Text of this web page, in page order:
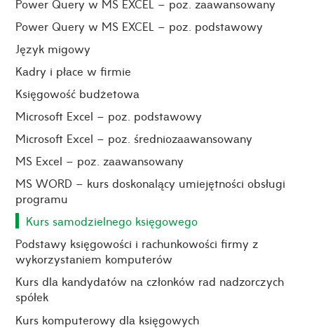
Power Query w MS EXCEL – poz. podstawowy
Język migowy
Kadry i płace w firmie
Księgowość budżetowa
Microsoft Excel – poz. podstawowy
Microsoft Excel – poz. średniozaawansowany
MS Excel – poz. zaawansowany
MS WORD – kurs doskonalący umiejętności obsługi
programu
Kurs samodzielnego księgowego
Podstawy księgowości i rachunkowości firmy z
wykorzystaniem komputerów
Kurs dla kandydatów na członków rad nadzorczych
spółek
Kurs komputerowy dla księgowych